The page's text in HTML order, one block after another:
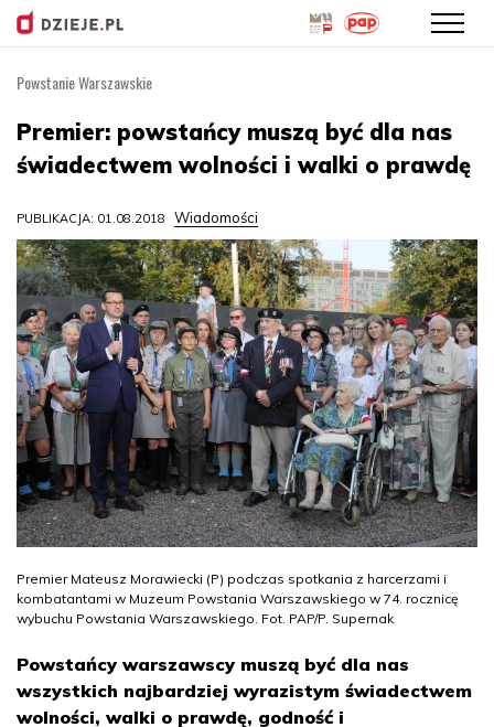
treści
Powstanie Warszawskie
Premier: powstańcy muszą być dla nas
świadectwem wolności i walki o prawdę
PUBLIKACJA: 01.08.2018 Wiadomości
Premier Mateusz Morawiecki (P) podczas spotkania z harcerzami i
kombatantami w Muzeum Powstania Warszawskiego w 74. rocznicę
wybuchu Powstania Warszawskiego. Fot. PAP/P. Supernak
Powstańcy warszawscy muszą być dla nas
wszystkich najbardziej wyrazistym świadectwem
wolności, walki o prawdę, godność i